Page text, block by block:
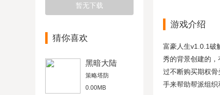
暂无下载
猜你喜欢
黑暗大陆
策略塔防
0.00MB
游戏介绍
富豪人生v1.0.1破
秀的背景创建的
过不断购买期权
手来帮助帮派组